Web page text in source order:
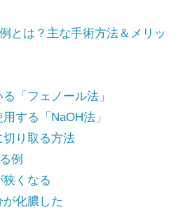
とは？主な手術方法＆メリ
「フェノール法」
する「NaOH法」
切り取る方法
例
くなる
化膿した